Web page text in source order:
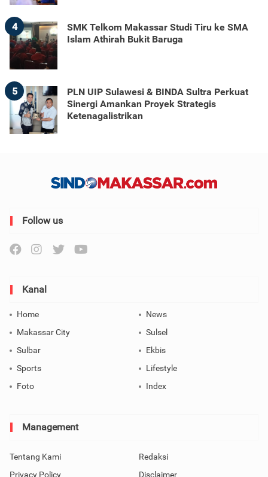
4
SMK Telkom Makassar Studi Tiru ke SMA
Islam Athirah Bukit Baruga
5
PLN UIP Sulawesi & BINDA Sultra Perkuat
Sinergi Amankan Proyek Strategis
Ketenagalistrikan
Follow us
Kanal
Home
News
Makassar City
Sulsel
Sulbar
Ekbis
Sports
Lifestyle
Foto
Index
Management
Tentang Kami
Redaksi
Privacy Policy
Disclaimer